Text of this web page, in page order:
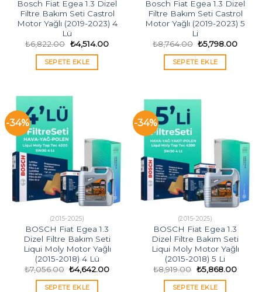
Bosch Fiat Egea 1.3 Dizel
Filtre Bakım Seti Castrol
Motor Yağlı (2019-2023) 4
Lü
₺6,822.00 Orijinal
fiyat:
₺6,822.00.
₺4,514.00Şu
SEPETE EKLE
Bosch Fiat Egea 1.3 Dizel
Filtre Bakım Seti Castrol
Motor Yağlı (2019-2023) 5
Li
₺8,764.00 Orijinal
fiyat:
₺8,764.00.
₺5,798.00Şu
SEPETE EKLE
-34%
(2015-2025)
BOSCH Fiat Egea 1.3
Dizel Filtre Bakım Seti
Liqui Moly Motor Yağlı
(2015-2018) 4 Lü
₺7,056.00 Orijinal
fiyat:
₺7,056.00.
₺4,642.00Şu
SEPETE EKLE
-34%
(2015-2025)
BOSCH Fiat Egea 1.3
Dizel Filtre Bakım Seti
Liqui Moly Motor Yağlı
(2015-2018) 5 Li
₺8,919.00 Orijinal
fiyat:
₺8,919.00.
₺5,868.00Şu
SEPETE EKLE